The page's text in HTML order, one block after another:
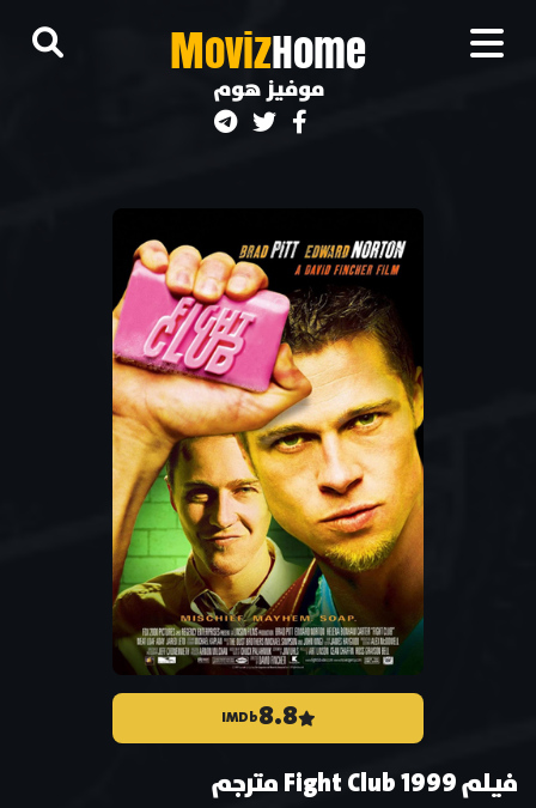
MovizHome
موفيز هوم
8.8
IMDb
فيلم Fight Club 1999 مترجم